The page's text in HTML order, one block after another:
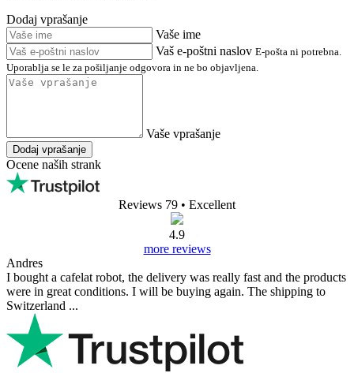
Dodaj vprašanje
Vaše ime
Vaš e-poštni naslov E-pošta ni potrebna.
Uporablja se le za pošiljanje odgovora in ne bo objavljena.
Vaše vprašanje
Dodaj vprašanje
Ocene naših strank
Reviews 79 • Excellent
4.9
more reviews
Andres
I bought a cafelat robot, the delivery was really fast and the products
were in great conditions. I will be buying again. The shipping to
Switzerland ...